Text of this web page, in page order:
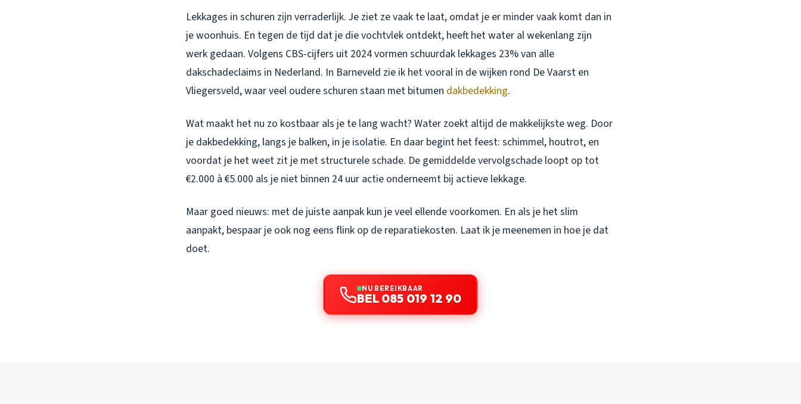
Lekkages in schuren zijn verraderlijk. Je ziet ze vaak te laat, omdat je er minder vaak komt dan in
je woonhuis. En tegen de tijd dat je die vochtvlek ontdekt, heeft het water al wekenlang zijn
werk gedaan. Volgens CBS-cijfers uit 2024 vormen schuurdak lekkages 23% van alle
dakschadeclaims in Nederland. In Barneveld zie ik het vooral in de wijken rond De Vaarst en
Vliegersveld, waar veel oudere schuren staan met bitumen dakbedekking.
Wat maakt het nu zo kostbaar als je te lang wacht? Water zoekt altijd de makkelijkste weg. Door
je dakbedekking, langs je balken, in je isolatie. En daar begint het feest: schimmel, houtrot, en
voordat je het weet zit je met structurele schade. De gemiddelde vervolgschade loopt op tot
€2.000 à €5.000 als je niet binnen 24 uur actie onderneemt bij actieve lekkage.
Maar goed nieuws: met de juiste aanpak kun je veel ellende voorkomen. En als je het slim
aanpakt, bespaar je ook nog eens flink op de reparatiekosten. Laat ik je meenemen in hoe je dat
doet.
NU BEREIKBAAR
BEL 085 019 12 90